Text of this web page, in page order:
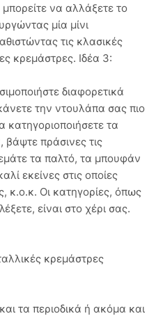
να αλλάξετε το
μία μίνι
τις κλασικές
κρεμάστρες. Ιδέα 3:
διαφορετικά
την ντουλάπα σας πιο
τα
πράσινες τις
τα παλτό, τα μπουφάν
εκείνες στις οποίες
κ.ο.κ. Οι κατηγορίες, όπως
είναι στο χέρι σας.
κρεμάστρες
τα περιοδικά ή ακόμα και